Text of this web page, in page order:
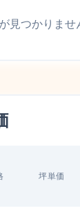
見つかりませ
坪単価